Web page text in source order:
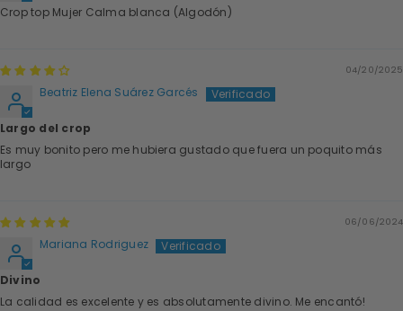
Crop top Mujer Calma blanca (Algodón)
04/20/2025
Beatriz Elena Suárez Garcés
Largo del crop
Es muy bonito pero me hubiera gustado que fuera un poquito más
largo
06/06/2024
Mariana Rodriguez
Divino
La calidad es excelente y es absolutamente divino. Me encantó!